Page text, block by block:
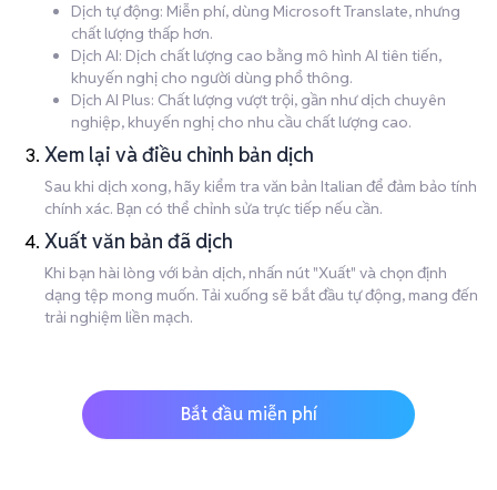
Dịch tự động: Miễn phí, dùng Microsoft Translate, nhưng
chất lượng thấp hơn.
Dịch AI: Dịch chất lượng cao bằng mô hình AI tiên tiến,
khuyến nghị cho người dùng phổ thông.
Dịch AI Plus: Chất lượng vượt trội, gần như dịch chuyên
nghiệp, khuyến nghị cho nhu cầu chất lượng cao.
Xem lại và điều chỉnh bản dịch
Sau khi dịch xong, hãy kiểm tra văn bản Italian để đảm bảo tính
chính xác. Bạn có thể chỉnh sửa trực tiếp nếu cần.
Xuất văn bản đã dịch
Khi bạn hài lòng với bản dịch, nhấn nút "Xuất" và chọn định
dạng tệp mong muốn. Tải xuống sẽ bắt đầu tự động, mang đến
trải nghiệm liền mạch.
Bắt đầu miễn phí